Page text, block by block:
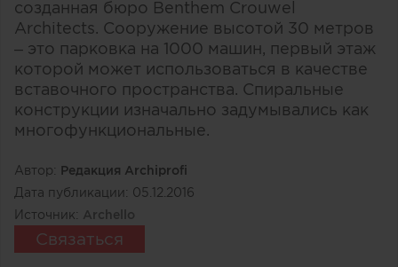
созданная бюро Benthem Crouwel
Architects. Сооружение высотой 30 метров
– это парковка на 1000 машин, первый этаж
которой может использоваться в качестве
вставочного пространства. Спиральные
конструкции изначально задумывались как
многофункциональные.
Автор: Редакция Archiprofi
Дата публикации: 05.12.2016
Источник: Archello
Связаться